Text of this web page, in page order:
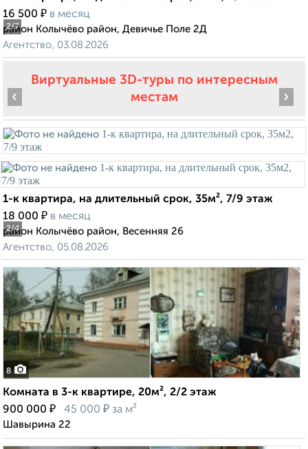
2/7
16 500 ₽ в месяц
район Колычёво район, Девичье Поле 2Д
Агентство, 03.08.2026
Виртуальные 3D-туры по интересным
местам
2/4
‹ ›
1-к квартира, на длительный срок, 35м², 7/9 этаж
18 000 ₽ в месяц
район Колычёво район, Весенняя 26
Агентство, 05.08.2026
8
Комната в 3-к квартире, 20м², 2/2 этаж
900 000 ₽ 45 000 ₽ за м²
Шавырина 22